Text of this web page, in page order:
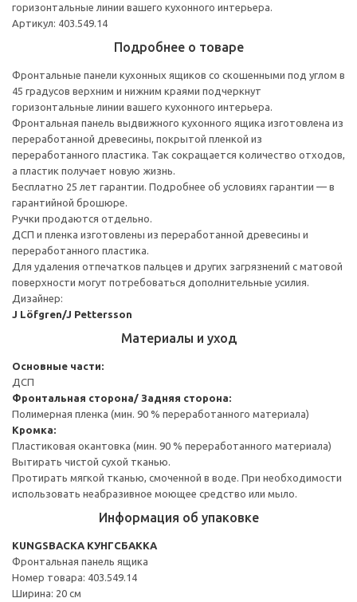
горизонтальные линии вашего кухонного интерьера.
Артикул: 403.549.14
Подробнее о товаре
Фронтальные панели кухонных ящиков со скошенными под углом в
45 градусов верхним и нижним краями подчеркнут
горизонтальные линии вашего кухонного интерьера.
Фронтальная панель выдвижного кухонного ящика изготовлена из
переработанной древесины, покрытой пленкой из
переработанного пластика. Так сокращается количество отходов,
а пластик получает новую жизнь.
Бесплатно 25 лет гарантии. Подробнее об условиях гарантии — в
гарантийной брошюре.
Ручки продаются отдельно.
ДСП и пленка изготовлены из переработанной древесины и
переработанного пластика.
Для удаления отпечатков пальцев и других загрязнений с матовой
поверхности могут потребоваться дополнительные усилия.
Дизайнер:
J Löfgren/J Pettersson
Материалы и уход
Основные части:
ДСП
Фронтальная сторона/ Задняя сторона:
Полимерная пленка (мин. 90 % переработанного материала)
Кромка:
Пластиковая окантовка (мин. 90 % переработанного материала)
Вытирать чистой сухой тканью.
Протирать мягкой тканью, смоченной в воде. При необходимости
использовать неабразивное моющее средство или мыло.
Информация об упаковке
KUNGSBACKA КУНГСБАККА
Фронтальная панель ящика
Номер товара: 403.549.14
Ширина: 20 см